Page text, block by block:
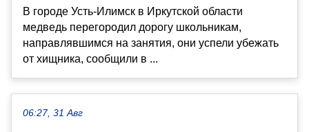
В городе Усть-Илимск в Иркутской области
медведь перегородил дорогу школьникам,
направлявшимся на занятия, они успели убежать
от хищника, сообщили в ...
06:27, 31 Авг